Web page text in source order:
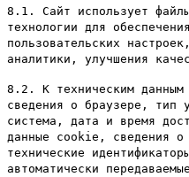
8.1. Сайт использует
технологии для
пользовательских
аналитики, улучшения
8.2. К техническим данным
сведения о браузере, тип
система, дата и время
данные cookie, сведения о
технические
автоматически